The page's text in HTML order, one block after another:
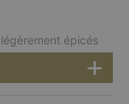
épicés